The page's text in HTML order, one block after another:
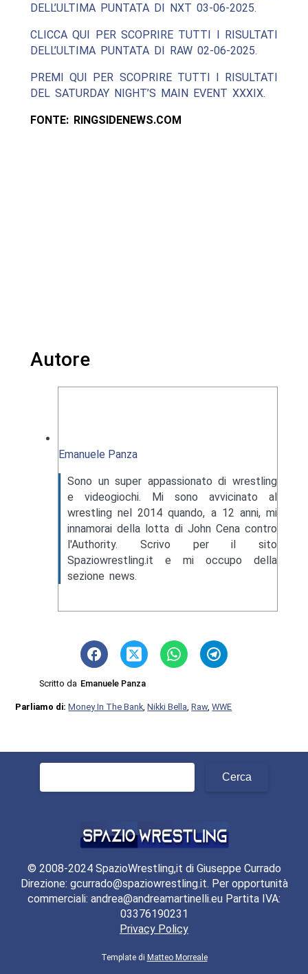
DELL’ULTIMA PUNTATA DI NXT 03-06-2025.
CLICCA QUI PER SCOPRIRE TUTTI I RISULTATI
DELL’ULTIMA PUNTATA DI RAW 02-06-2025.
PREMI QUI PER SCOPRIRE TUTTI I RISULTATI
DEL SATURDAY NIGHT’S MAIN EVENT XXXIX.
FONTE: RINGSIDENEWS.COM
Autore
Emanuele Panza
Sono un super appassionato di wrestling
e videogiochi. Mi sono avvicinato al
wrestling nel 2014 quando, a 12 anni, mi
innamorai della lotta di John Cena contro
l'Authority. Scrivo per il sito
Spaziowrestling.it e mi occupo della
sezione news.
Scritto da Emanuele Panza
Parliamo di:Money In The Bank ,Nikki Bella ,Raw,WWE
© 2008-2024 SpazioWrestling,it di Giuseppe Currado
Direzione: gcurrado@spaziowrestling.it. Per opportunità
commerciali: andrea@andreamartinelli.eu Partita IVA:
03376190231
Privacy Policy
Template di Matteo Morreale